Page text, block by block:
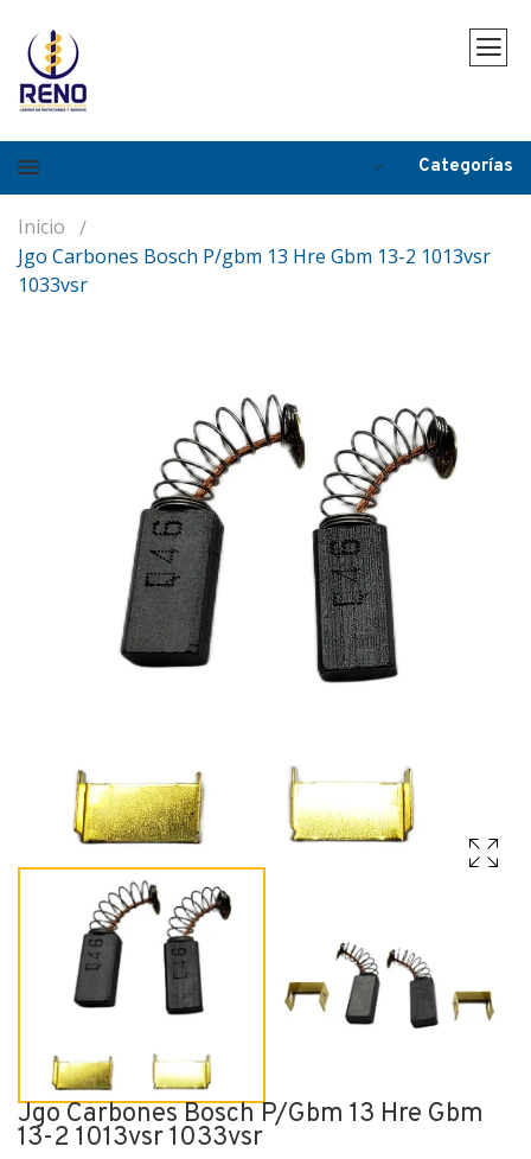
Categorías
Inicio
Jgo Carbones Bosch P/gbm 13 Hre Gbm 13-2 1013vsr
1033vsr
Jgo Carbones Bosch P/gbm 13 Hre Gbm
13-2 1013vsr 1033vsr